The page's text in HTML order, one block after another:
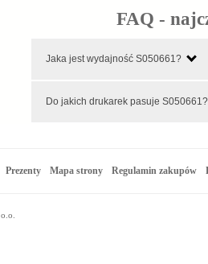
FAQ -
Jaka jest wydajność S050661?
Do jakich drukarek pasuje
Prezenty Mapa strony Regulamin zakupów